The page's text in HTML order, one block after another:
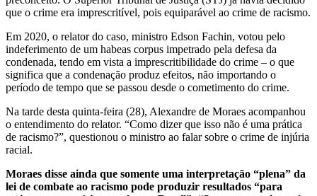
que o crime era imprescritível, pois equiparável ao crime de racismo.
Em 2020, o relator do caso, ministro Edson Fachin, votou pelo
indeferimento de um habeas corpus impetrado pela defesa da
condenada, tendo em vista a imprescritibilidade do crime – o que
significa que a condenação produz efeitos, não importando o
período de tempo que se passou desde o cometimento do crime.
Na tarde desta quinta-feira (28), Alexandre de Moraes acompanhou
o entendimento do relator. “Como dizer que isso não é uma prática
de racismo?”, questionou o ministro ao falar sobre o crime de injúria
racial.
Moraes disse ainda que somente uma interpretação “plena” da
lei de combate ao racismo pode produzir resultados “para